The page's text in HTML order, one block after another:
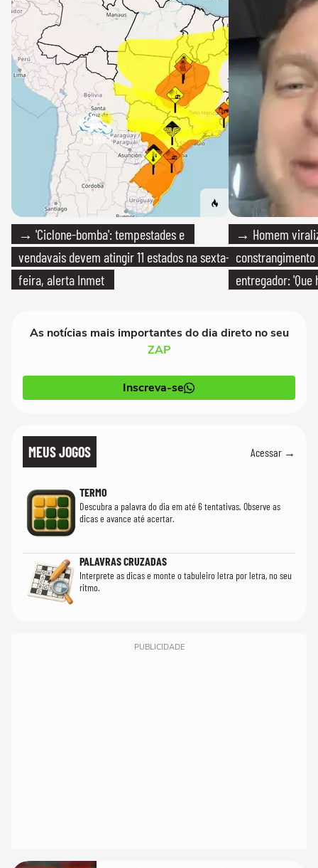
→ 'Ciclone-bomba': tempestades e
vendavais devem atingir 11 estados na sexta-
feira, alerta Inmet
→ Homem
entregador: 'Que
As notícias mais importantes do dia direto no seu
ZAP
Inscreva-se
MEUS JOGOS Acessar →
TERMO
Descubra a palavra do dia em até 6 tentativas. Observe as
dicas e avance até acertar.
PALAVRAS CRUZADAS
Interprete as dicas e monte o tabuleiro letra por letra, no seu
ritmo.
PUBLICIDADE